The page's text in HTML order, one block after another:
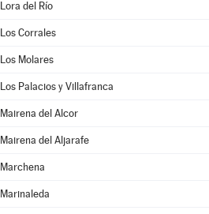
Lora del Río
Los Corrales
Los Molares
Los Palacios y Villafranca
Mairena del Alcor
Mairena del Aljarafe
Marchena
Marinaleda